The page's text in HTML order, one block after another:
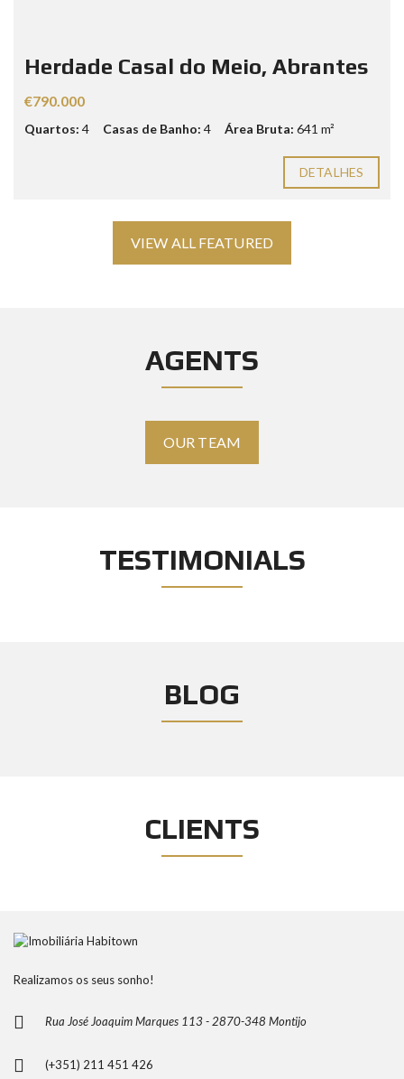
Herdade Casal do Meio, Abrantes
€790.000
Quartos: 4 Casas de Banho: 4 Área Bruta: 641 m²
DETALHES
VIEW ALL FEATURED
AGENTS
OUR TEAM
TESTIMONIALS
BLOG
CLIENTS
Realizamos os seus sonho!
Rua José Joaquim Marques 113 - 2870-348 Montijo
(+351) 211 451 426